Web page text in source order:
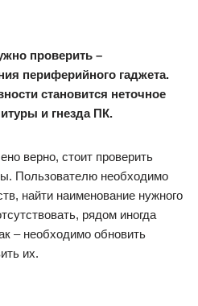
проверить –
периферийного гаджета.
становится неточное
и гнезда ПК.
верно, стоит проверить
Пользователю необходимо
найти наименование нужного
рядом иногда
– необходимо обновить
их.